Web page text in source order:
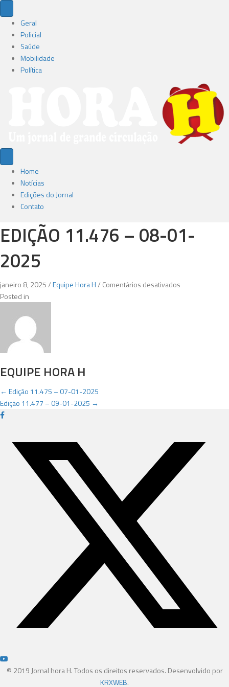
Geral
Policial
Saúde
Mobilidade
Política
Home
Notícias
Edições do Jornal
Contato
EDIÇÃO 11.476 – 08-01-
2025
janeiro 8, 2025/Equipe Hora H/ Comentários desativados
Posted in
EQUIPE HORA H
POSTS
NAVIGATION
← Edição 11.475 – 07-01-2025
Edição 11.477 – 09-01-2025 →
© 2019 Jornal hora H. Todos os direitos reservados. Desenvolvido por
KRXWEB.